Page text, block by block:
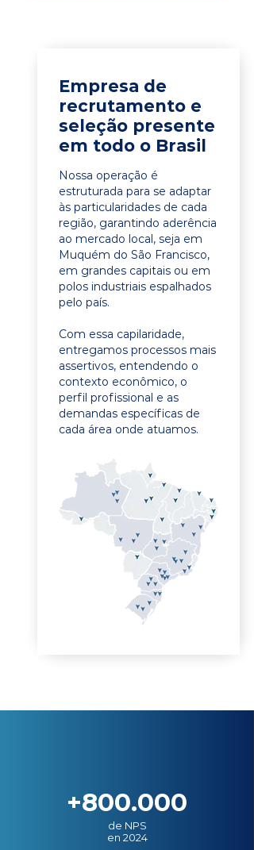
Empresa de
recrutamento e
seleção presente
em todo o Brasil
Nossa operação é
estruturada para se adaptar
às particularidades de cada
região, garantindo aderência
ao mercado local, seja em
Muquém do São Francisco,
em grandes capitais ou em
polos industriais espalhados
pelo país.
Com essa capilaridade,
entregamos processos mais
assertivos, entendendo o
contexto econômico, o
perfil profissional e as
demandas específicas de
cada área onde atuamos.
+800.000
de NPS
en 2024